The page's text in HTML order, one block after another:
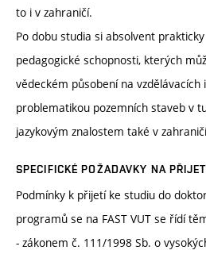
to i v zahraničí.
Po dobu studia si absolvent
pedagogické schopnosti, kterých
vědeckém působení na vzdělávacích
problematikou pozemních staveb v
jazykovým znalostem také v
SPECIFICKÉ POŽADAVKY NA
Podmínky k přijetí ke studiu do
programů se na FAST VUT se řídí
- zákonem č. 111/1998 Sb. o